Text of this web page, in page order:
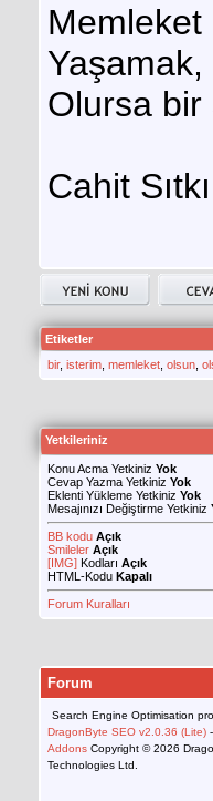
Memleket
Olursa
Cahit
Etiketler
bir, isterim memleket olsun
Yetkileriniz
Konu Acma Yetkiniz Yok
Cevap Yazma Yetkiniz Yok
Eklenti Yükleme Yetkiniz Yok
Mesajınızı Değiştirme Yetkiniz
BB kodu Açık
Smileler Açık
[IMG] Kodları Açık
HTML-Kodu Kapalı
Forum Kuralları
Forum
Search Engine Optimisation
DragonByte SEO v2.0.36 (Lite) -
Addons Copyright © 2026
Technologies Ltd.